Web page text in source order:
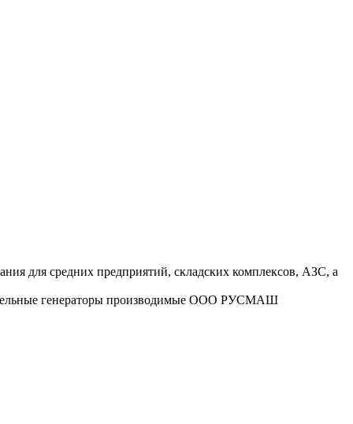
для средних предприятий, складских комплексов, АЗС, а
генераторы производимые ООО РУСМАШ